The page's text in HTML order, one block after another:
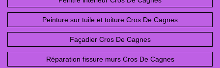
Peinture sur tuile et toiture Cros De Cagnes
Façadier Cros De Cagnes
Réparation fissure murs Cros De Cagnes